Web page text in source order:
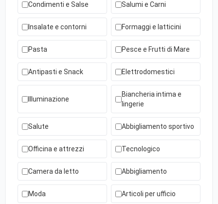
Condimenti e Salse Salumi e Carni
Insalate e contorni Formaggi e latticini
Pasta Pesce e Frutti di Mare
Antipasti e Snack Elettrodomestici
Illuminazione
Biancheria intima e
lingerie
Salute Abbigliamento sportivo
Officina e attrezzi Tecnologico
Camera da letto Abbigliamento
Moda Articoli per ufficio